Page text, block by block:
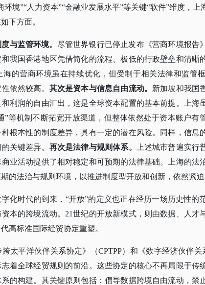
环境”“人力资本”“金融业发展水平”等关键“软件”维度，
下方面。
与监管环境。 尽管世界银行已停止发布《营商环境报告
我国香港地区凭借简化的流程、极低的行政壁垒和清晰
海的营商环境虽在持续优化，但受制于相关法律和监管
依然较高。 其次是资本与信息自由流动。 新加坡和我国
利润的自由汇出，这是全球资本配置的基本前提。上海
”等机制不断拓宽开放渠道，但整体依然处于资本账户有
根本性的制度差异，具有一定的潜在风险。同样，信息
关键差异。 再次是法律与规则体系。
上述城市普遍实行
业活动提供了相对稳定和可预期的法律基础。上海的法
的法治与规则环境，以推进制度型开放和创新，依然紧迫
化时代的到来， “开放”的定义也正在经历一场历史性的
本的跨境流动。21世纪的开放新模式，则由数据、人才
高标准国际经贸协定重塑。
跨太平洋伙伴关系协定》（CPTPP）和《数字经济伙伴
着全球经贸规则的前沿。这些协定的核心不再局限于传
的构建。其关键原则包括：倡导数据跨境自由流动，禁